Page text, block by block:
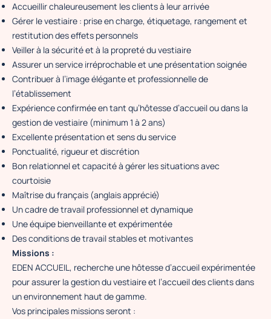
Accueillir chaleureusement les clients à leur arrivée
Gérer le vestiaire : prise en charge, étiquetage, rangement et
restitution des effets personnels
Veiller à la sécurité et à la propreté du vestiaire
Assurer un service irréprochable et une présentation soignée
Contribuer à l’image élégante et professionnelle de
l’établissement
Expérience confirmée en tant qu’hôtesse d’accueil ou dans la
gestion de vestiaire (minimum 1 à 2 ans)
Excellente présentation et sens du service
Ponctualité, rigueur et discrétion
Bon relationnel et capacité à gérer les situations avec
courtoisie
Maîtrise du français (anglais apprécié)
Un cadre de travail professionnel et dynamique
Une équipe bienveillante et expérimentée
Des conditions de travail stables et motivantes
Missions :
EDEN ACCUEIL, recherche une hôtesse d’accueil expérimentée
pour assurer la gestion du vestiaire et l’accueil des clients dans
un environnement haut de gamme.
Vos principales missions seront :